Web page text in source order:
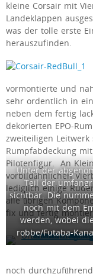
kleine Corsair mit
Landeklappen
was der tolle erste
herauszufinden.
vormontierte und
sehr ordentlich in
neben dem fertig
dekorierten EPO-
zweiteiligen
Rumpfabdeckung
Pilotenfigur. An
vorbildähnlichen
lediglich einige
alle übrigen
fix und fertig
Unter der
Teil der
sichtbar. Die
noch mit dem
werden, wobei
robbe/Futaba-
noch